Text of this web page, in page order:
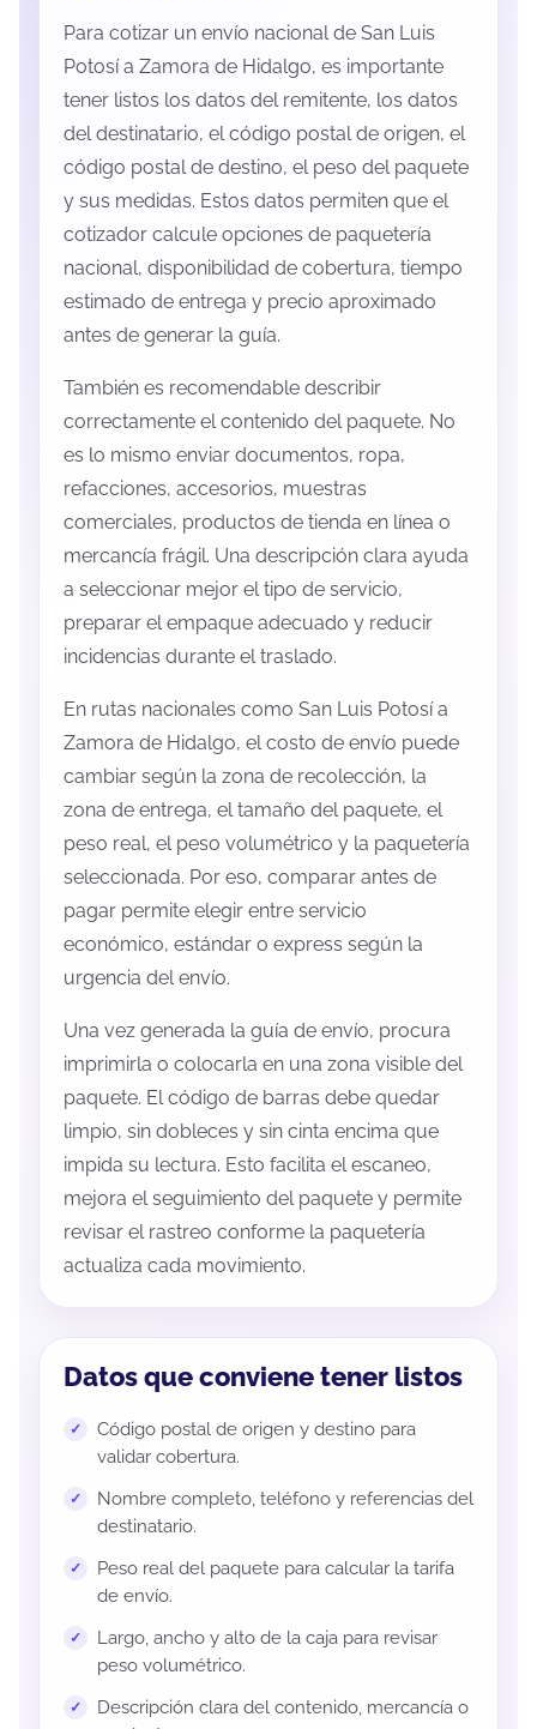
Para cotizar un envío nacional de San Luis
Potosí a Zamora de Hidalgo, es importante
tener listos los datos del remitente, los datos
del destinatario, el código postal de origen, el
código postal de destino, el peso del paquete
y sus medidas. Estos datos permiten que el
cotizador calcule opciones de paquetería
nacional, disponibilidad de cobertura, tiempo
estimado de entrega y precio aproximado
antes de generar la guía.
También es recomendable describir
correctamente el contenido del paquete. No
es lo mismo enviar documentos, ropa,
refacciones, accesorios, muestras
comerciales, productos de tienda en línea o
mercancía frágil. Una descripción clara ayuda
a seleccionar mejor el tipo de servicio,
preparar el empaque adecuado y reducir
incidencias durante el traslado.
En rutas nacionales como San Luis Potosí a
Zamora de Hidalgo, el costo de envío puede
cambiar según la zona de recolección, la
zona de entrega, el tamaño del paquete, el
peso real, el peso volumétrico y la paquetería
seleccionada. Por eso, comparar antes de
pagar permite elegir entre servicio
económico, estándar o express según la
urgencia del envío.
Una vez generada la guía de envío, procura
imprimirla o colocarla en una zona visible del
paquete. El código de barras debe quedar
limpio, sin dobleces y sin cinta encima que
impida su lectura. Esto facilita el escaneo,
mejora el seguimiento del paquete y permite
revisar el rastreo conforme la paquetería
actualiza cada movimiento.
Datos que conviene tener listos
Código postal de origen y destino para
validar cobertura.
Nombre completo, teléfono y referencias del
destinatario.
Peso real del paquete para calcular la tarifa
de envío.
Largo, ancho y alto de la caja para revisar
peso volumétrico.
Descripción clara del contenido, mercancía o